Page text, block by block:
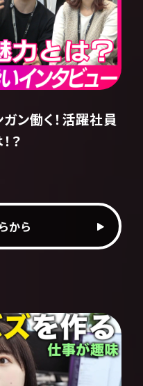
ン働く！活躍社員
？
から